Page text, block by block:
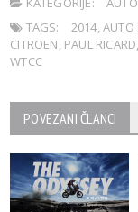
TAGS:
2014,AUTO
CITROEN, PAUL RICARD,
WTCC
POVEZANI ČLANCI